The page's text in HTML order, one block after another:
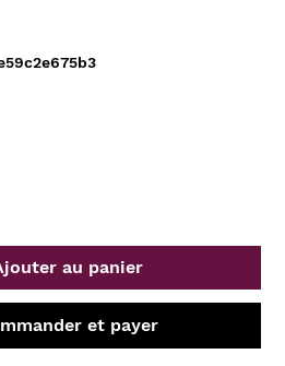
au panier
et payer